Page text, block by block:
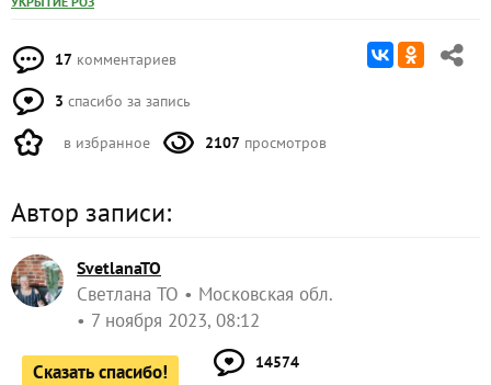
17 комментариев
3 спасибо за запись
в избранное 2107 просмотров
Автор записи:
SvetlanaTO
Светлана ТО
Московская обл.
7 ноября 2023, 08:12
Сказать спасибо! 14574